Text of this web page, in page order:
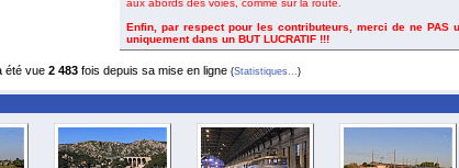
aux abords des voies, comme sur la route.
Enfin, par respect pour les contributeurs, merci de ne PAS
uniquement dans un BUT LUCRATIF !!!
été vue 2 483fois depuis sa mise en ligne (Statistiques...)